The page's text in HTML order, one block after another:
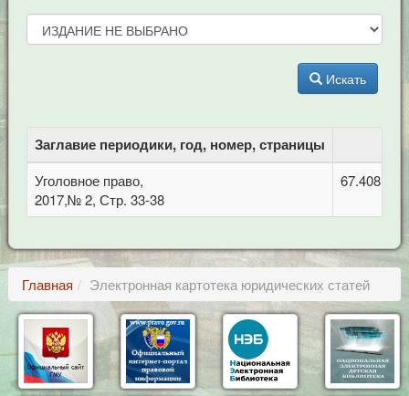
Искать
Заглавие периодики, год, номер, страницы
Уголовное право,
2017,№ 2, Стр. 33-38
67.408
Главная Электронная картотека юридических статей